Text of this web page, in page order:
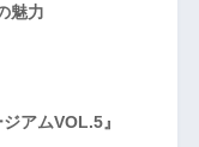
魅力
アムVOL.5』